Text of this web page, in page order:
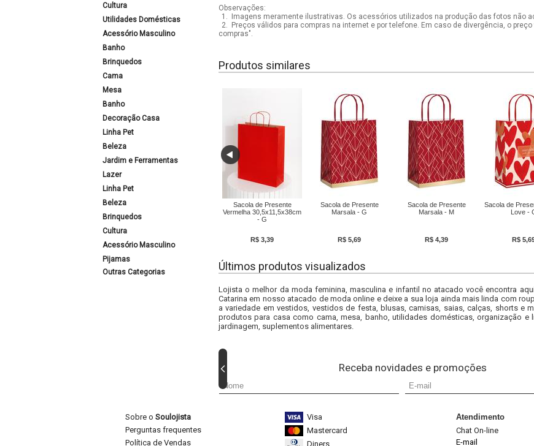
Cultura
Utilidades Domésticas
Acessório Masculino
Banho
Brinquedos
Cama
Mesa
Banho
Decoração Casa
Linha Pet
Beleza
Jardim e Ferramentas
Lazer
Linha Pet
Beleza
Brinquedos
Cultura
Acessório Masculino
Pijamas
Outras Categorias
Observações:
1.
Imagens meramente ilustrativas. Os acessórios utilizados na produção das fotos não
2.
Preços válidos para compras na internet e por telefone. Em caso de divergência, o
compras".
Produtos similares
Sacola de Presente
Vermelha 30,5x11,5x38cm
- G
R$ 3,39
Sacola de Presente
Marsala - G
R$ 5,69
Sacola de Presente
Marsala - M
R$ 4,39
Sacola de
Love -
R$
Últimos produtos visualizados
Lojista o melhor da moda feminina, masculina e infantil no atacado você encontra
Catarina em nosso atacado de moda online e deixe a sua loja ainda mais linda com
a variedade em vestidos, vestidos de festa, blusas, camisas, saias, calças, shorts e
produtos para casa como cama, mesa, banho, utilidades domésticas, organização e
jardinagem, suplementos alimentares.
Receba novidades e promoções
Sobre o Soulojista
Perguntas frequentes
Política de Vendas
Visa
Mastercard
Diners
Atendimento
Chat On-line
E-mail